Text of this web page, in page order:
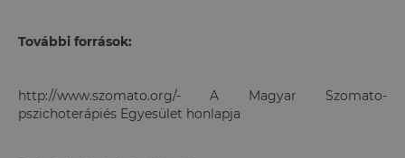
További források:
http://www.szomato.org/- A Magyar Szomato-
pszichoterápiés Egyesület honlapja